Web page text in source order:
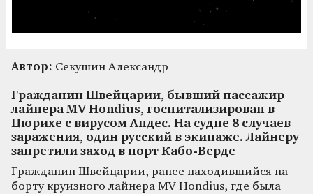
Автор: Секушин Александр
Гражданин Швейцарии, бывший пассажир
лайнера MV Hondius, госпитализирован в
Цюрихе с вирусом Андес. На судне 8 случаев
заражения, один русский в экипаже. Лайнеру
запретили заход в порт Кабо-Верде
Гражданин Швейцарии, ранее находившийся на
борту круизного лайнера MV Hondius, где была